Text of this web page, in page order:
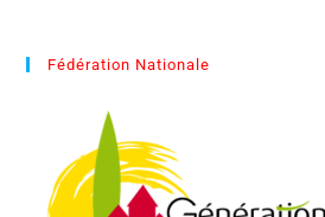
Fédération Nationale